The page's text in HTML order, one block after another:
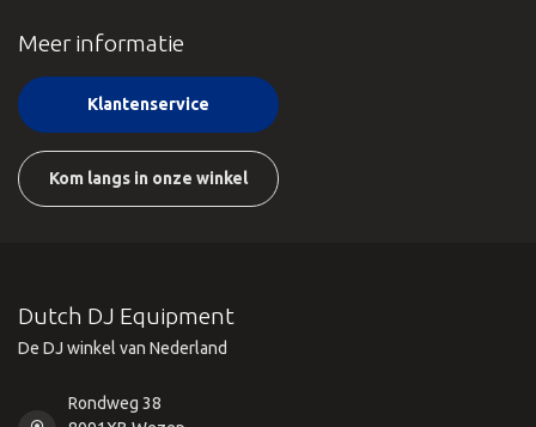
Meer informatie
Klantenservice
Kom langs in onze winkel
Dutch DJ Equipment
De DJ winkel van Nederland
Rondweg 38